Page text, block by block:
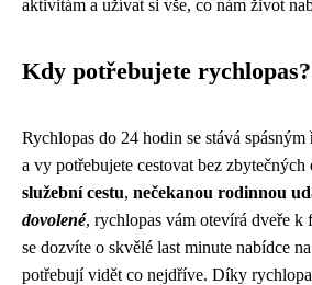
aktivitám a užívat si vše, co nám život
Kdy potřebujete rychlopas?
Rychlopas do 24 hodin se stává
a vy potřebujete cestovat bez
služební cestu, nečekanou rodinnou
dovolené, rychlopas vám otevírá dveře k
se dozvíte o skvělé last minute nabídce
potřebují vidět co nejdříve. Díky